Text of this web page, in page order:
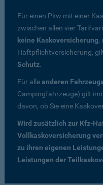
Für einen Pkw mit einer
zwischen allen vier
keine Kaskoversicherung,
Haftpflichtversicherung,
Schutz.
Für alleanderen
Campingfahrzeuge) gilt
davon, ob Sie eine
Wird zusätzlich zur Kfz-
Vollkaskoversicherung
zu ihren eigenen
Leistungen der